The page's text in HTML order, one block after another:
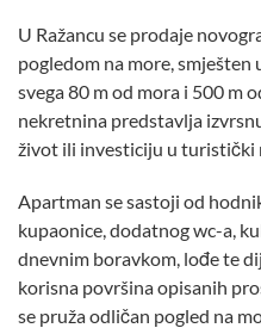
U Ražancu se prodaje
pogledom na more, smješten
svega 80 m od mora i 500 m
nekretnina predstavlja
život ili investiciju u turistički
Apartman se sastoji od
kupaonice, dodatnog wc-a,
dnevnim boravkom, lođe te
korisna površina opisanih
se pruža odličan pogled na